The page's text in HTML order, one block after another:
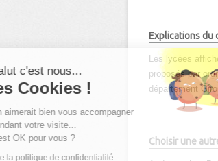
Explications du
Les lycées
proposés par
département
Choisir une
Salut c'est nous...
les Cookies !
On aimerait bien vous accompagner
pendant votre visite...
C'est OK pour vous ?
Lire la politique de confidentialité